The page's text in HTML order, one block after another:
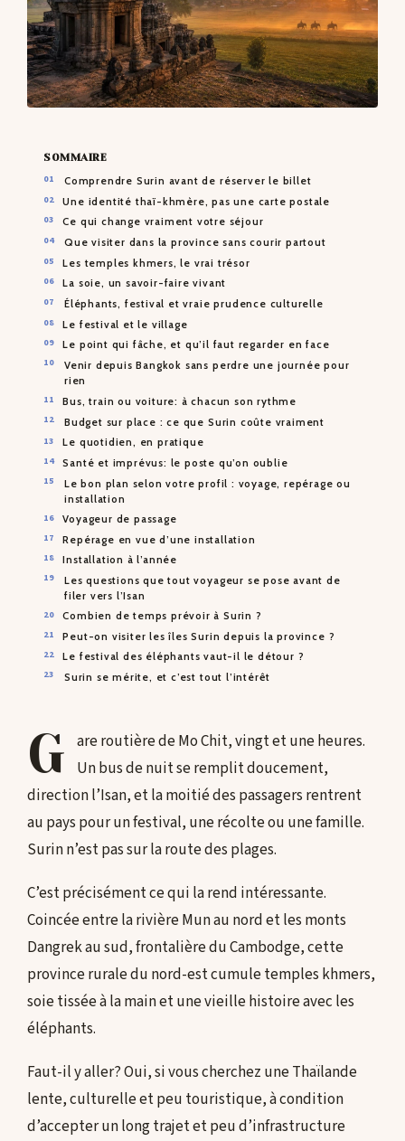
SOMMAIRE
Comprendre Surin avant de réserver le billet
Une identité thaï-khmère, pas une carte postale
Ce qui change vraiment votre séjour
Que visiter dans la province sans courir partout
Les temples khmers, le vrai trésor
La soie, un savoir-faire vivant
Éléphants, festival et vraie prudence culturelle
Le festival et le village
Le point qui fâche, et qu’il faut regarder en face
Venir depuis Bangkok sans perdre une journée pour
rien
Bus, train ou voiture: à chacun son rythme
Budget sur place : ce que Surin coûte vraiment
Le quotidien, en pratique
Santé et imprévus: le poste qu’on oublie
Le bon plan selon votre profil : voyage, repérage ou
installation
Voyageur de passage
Repérage en vue d’une installation
Installation à l’année
Les questions que tout voyageur se pose avant de
filer vers l’Isan
Combien de temps prévoir à Surin ?
Peut-on visiter les îles Surin depuis la province ?
Le festival des éléphants vaut-il le détour ?
Surin se mérite, et c’est tout l’intérêt
G are routière de Mo Chit, vingt et une heures.
Un bus de nuit se remplit doucement,
direction l’Isan, et la moitié des passagers rentrent
au pays pour un festival, une récolte ou une famille.
Surin n’est pas sur la route des plages.
C’est précisément ce qui la rend intéressante.
Coincée entre la rivière Mun au nord et les monts
Dangrek au sud, frontalière du Cambodge, cette
province rurale du nord-est cumule temples khmers,
soie tissée à la main et une vieille histoire avec les
éléphants.
Faut-il y aller? Oui, si vous cherchez une Thaïlande
lente, culturelle et peu touristique, à condition
d’accepter un long trajet et peu d’infrastructure